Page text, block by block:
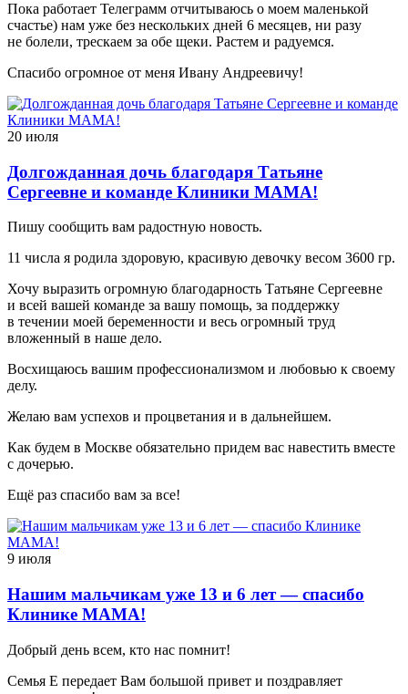
Пока работает Телеграмм отчитываюсь о моем маленькой
счастье) нам уже без нескольких дней 6 месяцев, ни разу
не болели, трескаем за обе щеки. Растем и радуемся.
Спасибо огромное от меня Ивану Андреевичу!
20 июля
Долгожданная дочь благодаря Татьяне
Сергеевне и команде Клиники МАМА!
Пишу сообщить вам радостную новость.
11 числа я родила здоровую, красивую девочку весом 3600 гр.
Хочу выразить огромную благодарность Татьяне Сергеевне
и всей вашей команде за вашу помощь, за поддержку
в течении моей беременности и весь огромный труд
вложенный в наше дело.
Восхищаюсь вашим профессионализмом и любовью к своему
делу.
Желаю вам успехов и процветания и в дальнейшем.
Как будем в Москве обязательно придем вас навестить вместе
с дочерью.
Ещё раз спасибо вам за все!
9 июля
Нашим мальчикам уже 13 и 6 лет — спасибо
Клинике МАМА!
Добрый день всем, кто нас помнит!
Семья Е передает Вам большой привет и поздравляет